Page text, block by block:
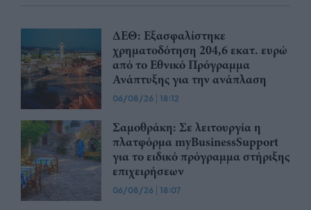
ΔΕΘ: Εξασφαλίστηκε
χρηματοδότηση 204,6 εκατ. ευρώ
από το Εθνικό Πρόγραμμα
Ανάπτυξης για την ανάπλαση
06/08/26 | 18:12
Σαμοθράκη: Σε λειτουργία η
πλατφόρμα myBusinessSupport
για το ειδικό πρόγραμμα στήριξης
επιχειρήσεων
06/08/26 | 18:07